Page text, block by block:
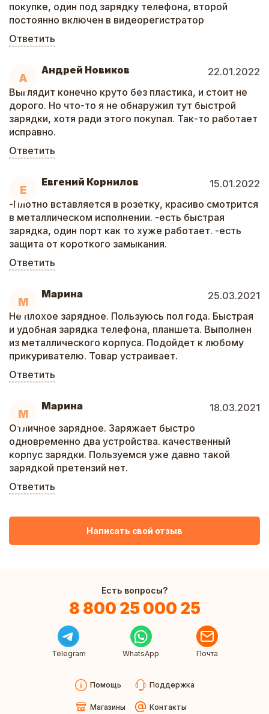
покупке, один под зарядку телефона, второй
постоянно включен в видеорегистратор
Ответить
А
Андрей Новиков
22.01.2022
Выглядит конечно круто без пластика, и стоит не
дорого. Но что-то я не обнаружил тут быстрой
зарядки, хотя ради этого покупал. Так-то работает
исправно.
Ответить
Е
Евгений Корнилов
15.01.2022
-Плотно вставляется в розетку, красиво смотрится
в металлическом исполнении. -есть быстрая
зарядка, один порт как то хуже работает. -есть
защита от короткого замыкания.
Ответить
М
Марина
25.03.2021
Не плохое зарядное. Пользуюсь пол года. Быстрая
и удобная зарядка телефона, планшета. Выполнен
из металлического корпуса. Подойдет к любому
прикуривателю. Товар устраивает.
Ответить
М
Марина
18.03.2021
Отличное зарядное. Заряжает быстро
одновременно два устройства. качественный
корпус зарядки. Пользуемся уже давно такой
зарядкой претензий нет.
Ответить
Написать свой отзыв
Есть вопросы?
8 800 25 000 25
Telegram WhatsApp Почта
Помощь Поддержка
Магазины Контакты